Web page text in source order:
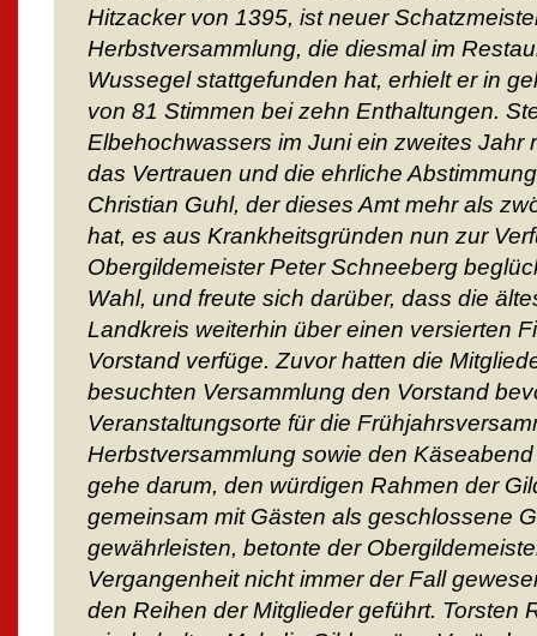
Hitzacker von 1395, ist neuer
Herbstversammlung, die diesmal im
Wussegel stattgefunden hat, erhielt er in
von 81 Stimmen bei zehn Enthaltungen.
Elbehochwassers im Juni ein zweites Jahr
das Vertrauen und die ehrliche
Christian Guhl, der dieses Amt mehr als
hat, es aus Krankheitsgründen nun zur
Obergildemeister Peter Schneeberg
Wahl, und freute sich darüber, dass die
Landkreis weiterhin über einen versierten
Vorstand verfüge. Zuvor hatten die
besuchten Versammlung den Vorstand
Veranstaltungsorte für die
Herbstversammlung sowie den
gehe darum, den würdigen Rahmen der
gemeinsam mit Gästen als geschlossene
gewährleisten, betonte der
Vergangenheit nicht immer der Fall
den Reihen der Mitglieder geführt. Torsten